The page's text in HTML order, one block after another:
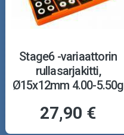
Stage6 -variaattorin
rullasarjakitti,
Ø15x12mm 4.00-5.50g
27,90 €